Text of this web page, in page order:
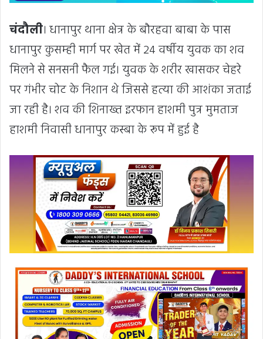
चंदौली। धानापुर थाना क्षेत्र के बौरहवा बाबा के पास
धानापुर कुसम्ही मार्ग पर खेत में 24 वर्षीय युवक का शव
मिलने से सनसनी फैल गई। युवक के शरीर खासकर चेहरे
पर गंभीर चोट के निशान थे जिससे हत्या की आशंका जताई
जा रही है। शव की शिनाख्त इरफान हाशमी पुत्र मुमताज
हाशमी निवासी धानापुर कस्बा के रूप में हुई है